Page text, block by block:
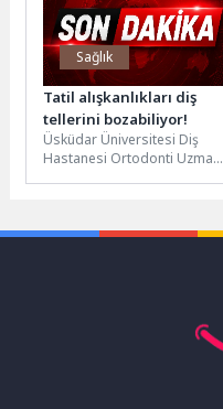
Sağlık
Tatil alışkanlıkları diş
tellerini bozabiliyor!
Üsküdar Üniversitesi Diş
Hastanesi Ortodonti Uzmanı